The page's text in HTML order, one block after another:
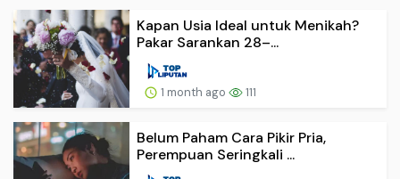
Kapan Usia Ideal untuk Menikah?
Pakar Sarankan 28–...
1 month ago 111
Belum Paham Cara Pikir Pria,
Perempuan Seringkali ...